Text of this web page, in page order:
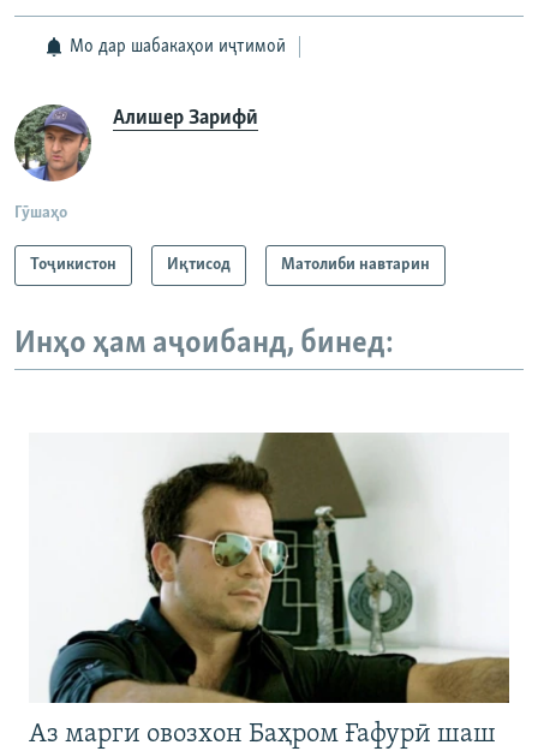
Мо дар шабакаҳои иҷтимоӣ
Алишер Зарифӣ
Гӯшаҳо
Тоҷикистон Иқтисод Матолиби навтарин
Инҳо ҳам аҷоибанд, бинед:
Аз марги овозхон Баҳром Ғафурӣ шаш